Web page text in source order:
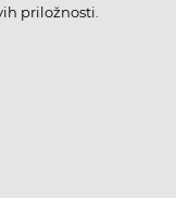
priložnosti.